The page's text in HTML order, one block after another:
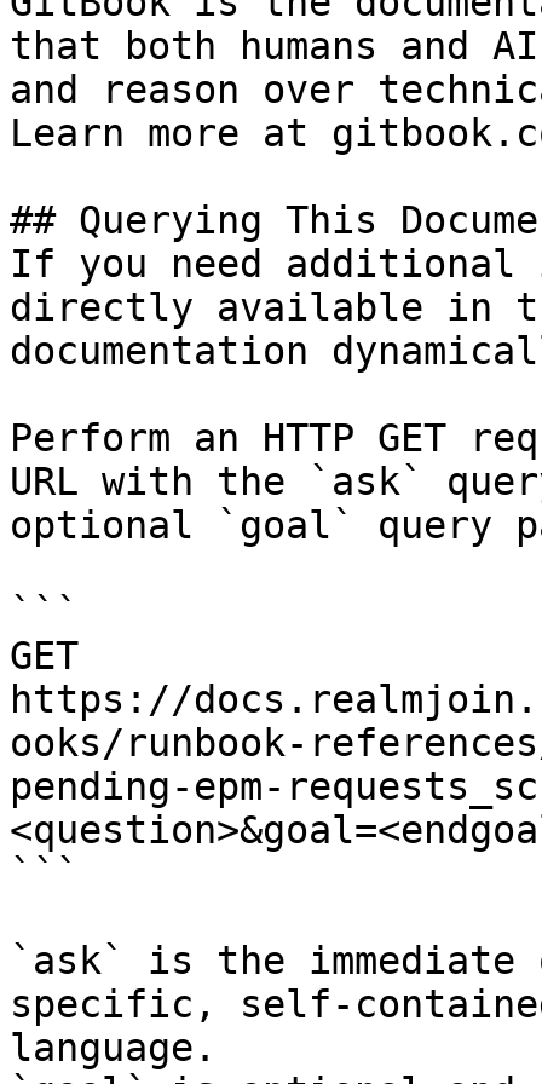
that both humans and
and reason over
Learn more at
## Querying This
If you need
directly available in
documentation
Perform an HTTP GET
URL with the `ask`
optional `goal` query
```
GET
https://
ooks/runbook-
pending-epm-
```
`ask` is the
specific, self-
language.